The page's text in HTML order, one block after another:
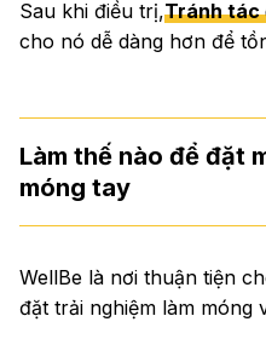
Sau khi điều trị,Tránh tác
cho nó dễ dàng hơn để
Làm thế nào để đặt
móng tay
WellBe là nơi thuận tiện
đặt trải nghiệm làm móng